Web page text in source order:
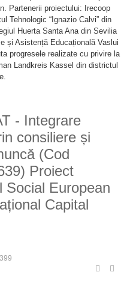
Partenerii proiectului: Irecoop
Tehnologic “Ignazio Calvi” din
Huerta Santa Ana din Sevilia
și Asistență Educațională Vaslui
progresele realizate cu privire la
Landkreis Kassel din districtul
- Integrare
consiliere și
(Cod
Proiect
Social European
Capital